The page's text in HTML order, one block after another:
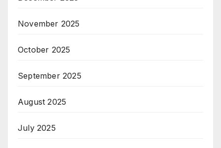
November 2025
October 2025
September 2025
August 2025
July 2025